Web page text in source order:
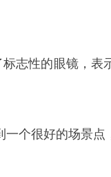
志性的眼镜，表
个很好的场景